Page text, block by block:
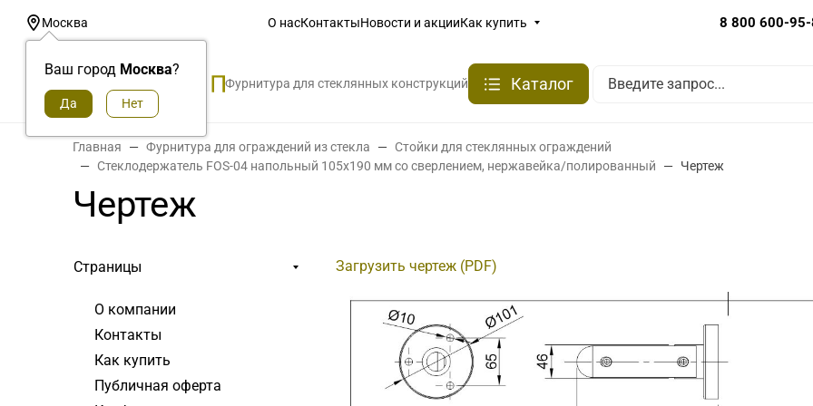
Москва
Ваш город Москва?
О насКонтактыНовости и акцииКак купить 8 800 600-
Фурнитура для стеклянных конструкций Каталог
Главная Фурнитура для ограждений из стекла
Стойки для стеклянных ограждений
Стеклодержатель FOS-04 напольный 105x190 мм со сверлением, нержавейка/полированный
Чертеж
Чертеж
Страницы
О компании
Контакты
Как купить
Публичная оферта
Загрузить чертеж (PDF)